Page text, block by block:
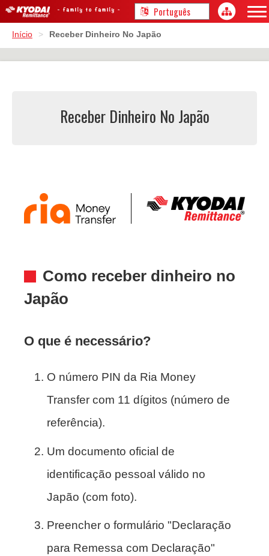
Início > Receber Dinheiro No Japão
Receber Dinheiro No Japão
Como receber dinheiro no
Japão
O que é necessário?
O número PIN da Ria Money
Transfer com 11 dígitos (número de
referência).
Um documento oficial de
identificação pessoal válido no
Japão (com foto).
Preencher o formulário "Declaração
para Remessa com Declaração"